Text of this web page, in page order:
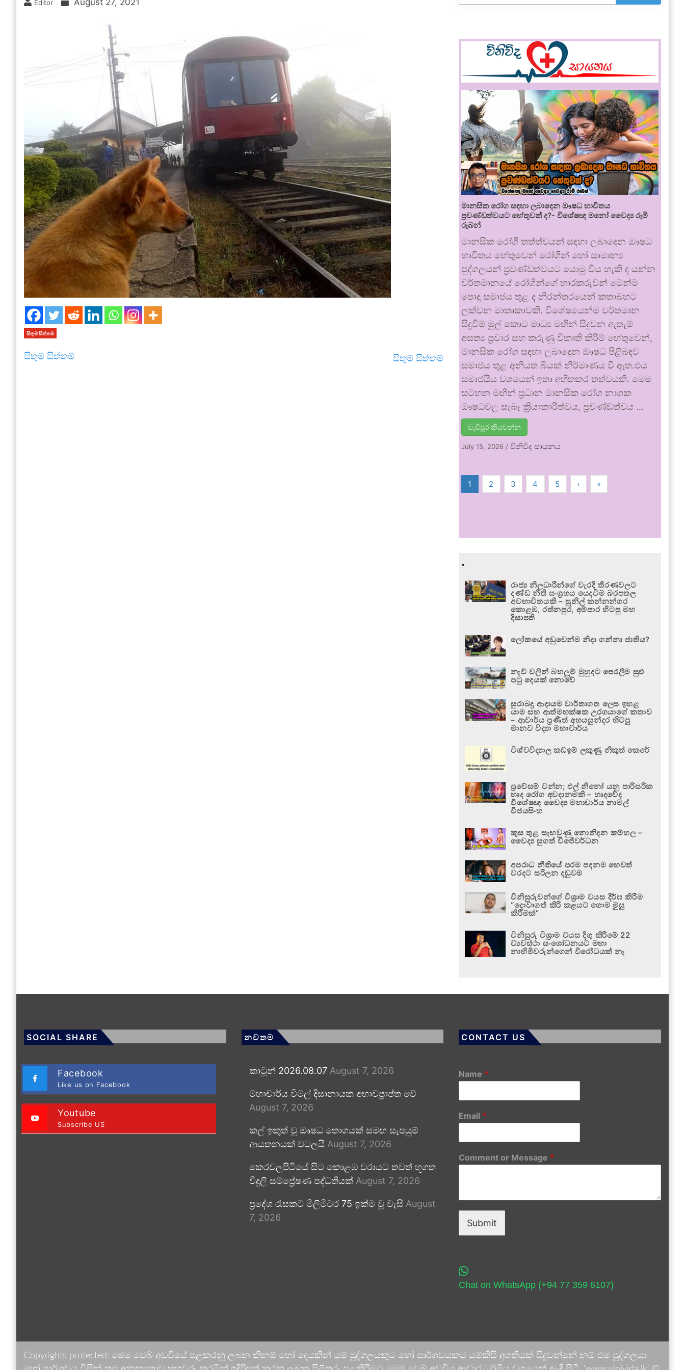
Editor August 27, 2021
සිතුම් සිත්තම්
සිතුම් සිත්තම් සිතුම් සිත්තම්
මානසික රෝග සඳහා ලබාදෙන ඖෂධ භාවිතය
ප්‍රචණ්ඩත්වයට හේතුවක් ද?- විශේෂඥ මනෝ වෛද්‍ය රූමි
රූබන්
මානසික රෝගී තත්ත්වයන් සඳහා ලබාදෙන ඖෂධ
භාවිතය හේතුවෙන් රෝගීන් හෝ සාමාන්‍ය
පුද්ගලයන් ප්‍රචණ්ඩත්වයට යොමු විය හැකි ද යන්න
වර්තමානයේ රෝගීන්ගේ භාරකරුවන් මෙන්ම
පොදු සමාජය තුළ ද නිරන්තරයෙන් කතාබහට
ලක්වන මාතෘකාවකි. විශේෂයෙන්ම වර්තමාන
සිදුවීම් මුල් කොට මාධ්‍ය මඟින් සිදුවන ඇතැම්
අසත්‍ය ප්‍රචාර සහ කරුණු විකෘති කිරීම් හේතුවෙන්,
මානසික රෝග සඳහා ලබාදෙන ඖෂධ පිළිබඳව
සමාජය තුළ අනියත බියක් නිර්මාණය වී ඇත.එය
සමාජයීය වශයෙන් ඉතා අහිතකර තත්වයකි. මෙම
සටහන මඟින් ප්‍රධාන මානසික රෝග නාශක
ඖෂධවල සැබෑ ක්‍රියාකාරීත්වය, ප්‍රචණ්ඩත්වය …
වැඩිපුර කියවන්න
July 15, 2026 /විනිවිද සායනය
1 2 3 4 5 › »
.
රාජ්‍ය නිලධාරීන්ගේ වැරදි තීරණවලට
දණ්ඩ නීති සංග්‍රහය යෙදවීම බරපතල
අවභාවිතයකි – සුනිල් කන්නන්ගර
කොළඹ, රත්නපුර, අම්පාර හිටපු මහ
දිසාපති
ලෝකයේ අඩුවෙන්ම නිදා ගන්නා ජාතිය?
නැව් වලින් බහලුම් මුහුදට පෙරලීම සුළු
පටු දෙයක් නොවේ
සුරාබදු ආදායම වාර්තාගත ලෙස ඉහළ
යාම සහ ආත්මභක්ෂක උරගයාගේ කතාව
– ආචාර්ය ප්‍රණීත් අභයසුන්දර හිටපු
මානව විද්‍යා මහාචාර්ය
විශ්වවිද්‍යාල කඩඉම් ලකුණු නිකුත් කෙරේ
ප්‍රවේසම් වන්න; එල් නිනෝ යනු පාරිසරික
හෘද රෝග අවදානමකි – හෘදවේද
විශේෂඥ වෛද්‍ය මහාචාර්ය නාමල්
විජයසිංහ
කුස තුළ සැඟවුණු නොනිදන කම්හල –
වෛද්‍ය සුගත් විජේවර්ධන
අපරාධ නීතියේ පරම පදනම හෙවත්
වරදට සරිලන දඬුවම
විනිසුරුවන්ගේ විශ්‍රාම වයස දීර්ඝ කිරීම
“දොවාගත් කිරි කළයට ගොම මුසු
කිරීමක්”
විනිසුරු විශ්‍රාම වයස දිගු කිරීමේ 22
ව්‍යවස්ථා සංශෝධනයට මහා
නාහිමිවරුන්ගෙන් විරෝධයක් නෑ
SOCIAL SHARE
Facebook
Like us on Facebook
Youtube
Subscribe US
නවතම
කාටූන් 2026.08.07 August 7, 2026
මහාචාර්ය විමල් දිසානායක අභාවප්‍රාප්ත වේ
August 7, 2026
කල් ඉකුත් වූ ඖෂධ තොගයක් සමඟ සැපයුම්
ආයතනයක් වටලයි August 7, 2026
කෙරවලපිටියේ සිට කොළඹ වරායට තවත් භූගත
විදුලි සම්ප්‍රේෂණ පද්ධතියක් August 7, 2026
ප්‍රදේශ රැසකට මිලිමීටර 75 ඉක්ම වූ වැසි August
7, 2026
CONTACT US
Name *
Email *
Comment or Message *
Submit
Chat on WhatsApp (+94 77 359 6107)
Copyrights protected: මෙම වෙබ් අඩවියේ පළකරනු ලබන කිනම් හෝ දෙයකින් යම් පුද්ගලයකුට හෝ පාර්ශවයකට යම්කිසි අගතියක් සිදුවන්නේ නම් එම පුද්ගලයා